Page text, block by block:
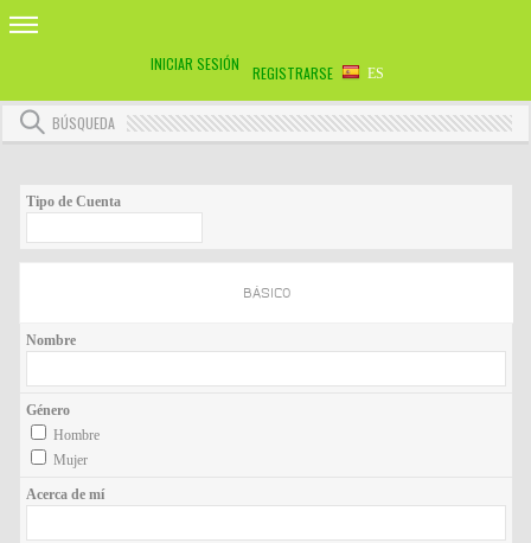
INICIAR SESIÓN REGISTRARSE ES
BÚSQUEDA
Tipo de Cuenta
BÁSICO
Nombre
Género
Hombre
Mujer
Acerca de mí